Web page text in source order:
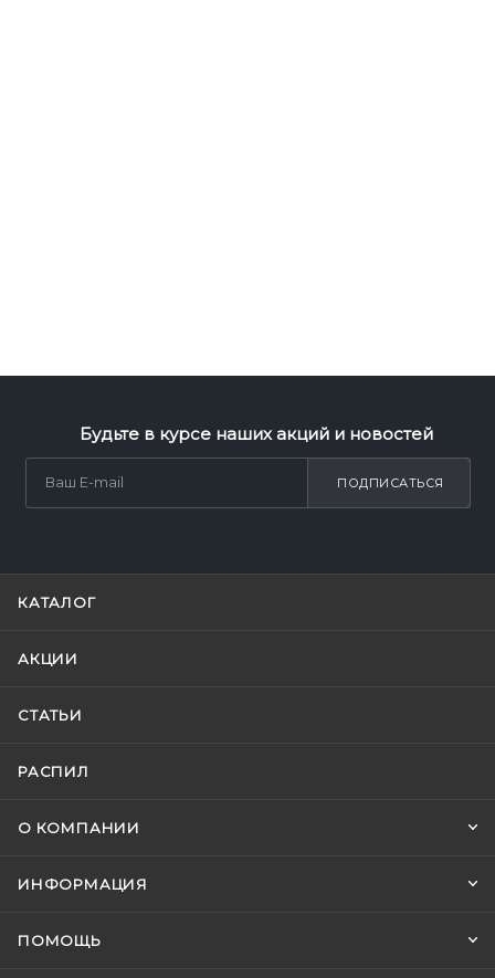
Будьте в курсе наших акций и новостей
ПОДПИСАТЬСЯ
КАТАЛОГ
АКЦИИ
СТАТЬИ
РАСПИЛ
О КОМПАНИИ
ИНФОРМАЦИЯ
ПОМОЩЬ